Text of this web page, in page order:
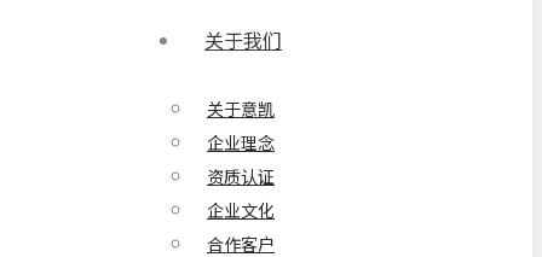
关于我们
关于意凯
企业理念
资质认证
企业文化
合作客户